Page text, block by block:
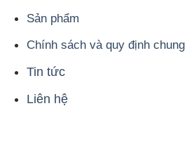
Sản phẩm
Chính sách và quy định chung
Tin tức
Liên hệ